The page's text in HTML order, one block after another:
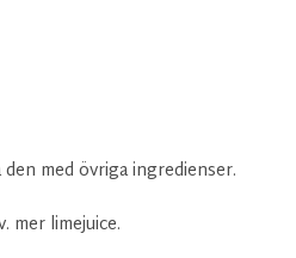
med övriga ingredienser.
mer limejuice.